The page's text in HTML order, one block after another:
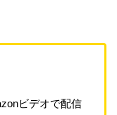
ビデオで配信